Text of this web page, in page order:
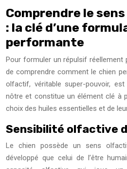
Comprendre le
: la clé d’une
performante
Pour formuler un répulsif
de comprendre comment le chien
olfactif, véritable super-pouvoir,
nôtre et constitue un élément clé à
choix des huiles essentielles et de
Sensibilité olfactive
Le chien possède un sens
développé que celui de l’être